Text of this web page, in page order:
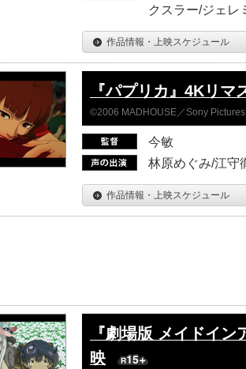
クスラー/ジェレ
作品情報・上映スケジュール
『パプリカ』4Kリマ
©2006 MADHOUSE／Sony
今敏
林原めぐみ/江守
作品情報・上映スケジュール
『劇場版 メイドイ
映